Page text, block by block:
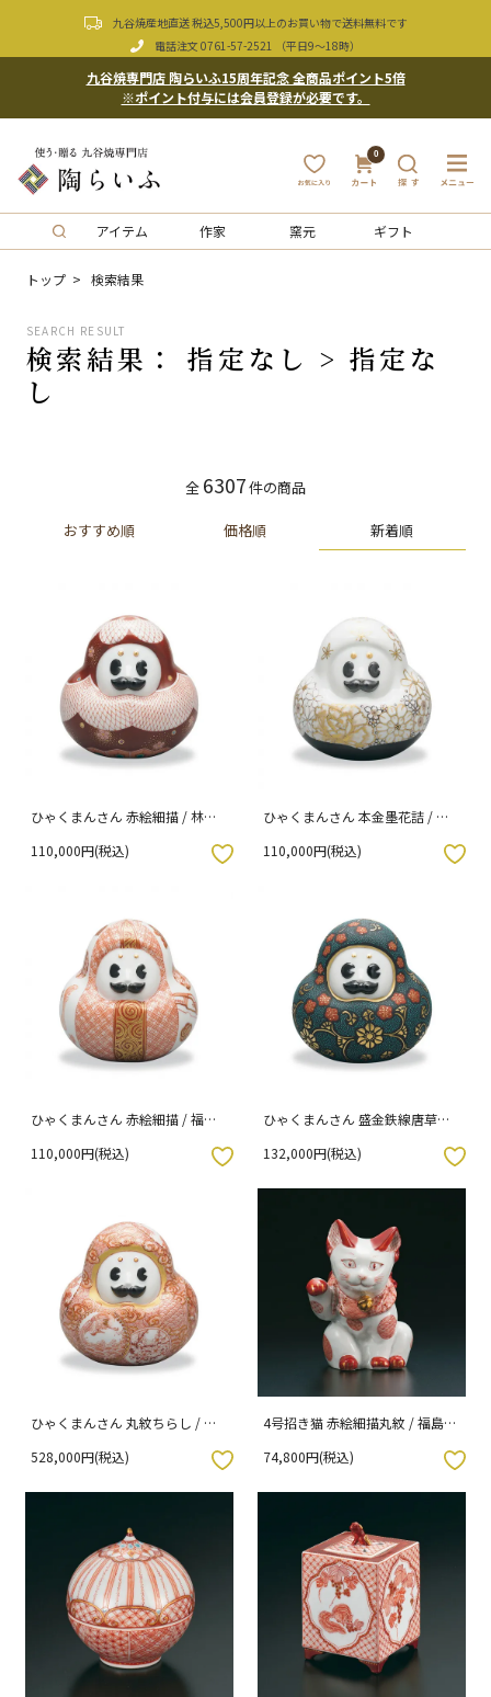
九谷焼産地直送 税込5,500円以上のお買い物で送料無料です
電話注文 0761-57-2521 （平日9〜18時）
九谷焼専門店 陶らいふ15周年記念 全商品ポイント5倍
※ポイント付与には会員登録が必要です。
0
アイテム 作家 窯元 ギフト
トップ 検索結果
SEARCH RESULT
検索結果： 指定なし > 指定な
し
全 6307件の商品
おすすめ順 価格順 新着順
ひゃくまんさん 赤絵細描 / 林美
110,000円(税込)
ひゃくまんさん 本金墨花詰 / 西
110,000円(税込)
お気に入りボタン
ひゃくまんさん 赤絵細描 / 福島
110,000円(税込)
ひゃくまんさん 盛金鉄線唐草文
し入り
132,000円(税込)
お気に入りボタン
ひゃくまんさん 丸紋ちらし / 福
528,000円(税込)
4号招き猫 赤絵細描丸紋 / 福島礼
74,800円(税込)
お気に入りボタン